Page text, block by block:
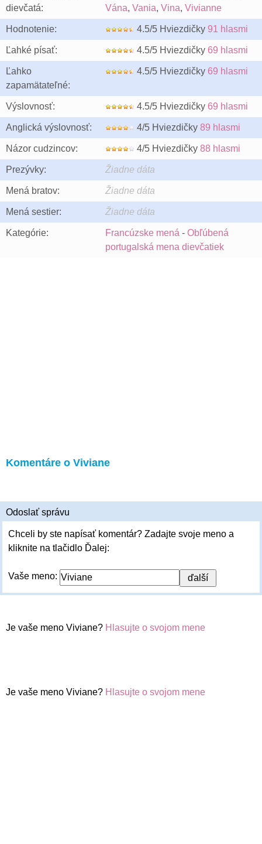
dievčatá:
Vána, Vania, Vina, Vivianne
Hodnotenie: 4.5/5 Hviezdičky 91 hlasmi
Ľahké písať: 4.5/5 Hviezdičky 69 hlasmi
Ľahko
zapamätateľné:
4.5/5 Hviezdičky 69 hlasmi
Výslovnosť: 4.5/5 Hviezdičky 69 hlasmi
Anglická výslovnosť: 4/5 Hviezdičky 89 hlasmi
Názor cudzincov: 4/5 Hviezdičky 88 hlasmi
Prezývky: Žiadne dáta
Mená bratov: Žiadne dáta
Mená sestier: Žiadne dáta
Kategórie: Francúzske mená - Obľúbená
portugalská mena dievčatiek
Komentáre o Viviane
Odoslať správu
Chceli by ste napísať komentár? Zadajte svoje meno a
kliknite na tlačidlo Ďalej:
Vaše meno:
Je vaše meno Viviane? Hlasujte o svojom mene
Je vaše meno Viviane? Hlasujte o svojom mene